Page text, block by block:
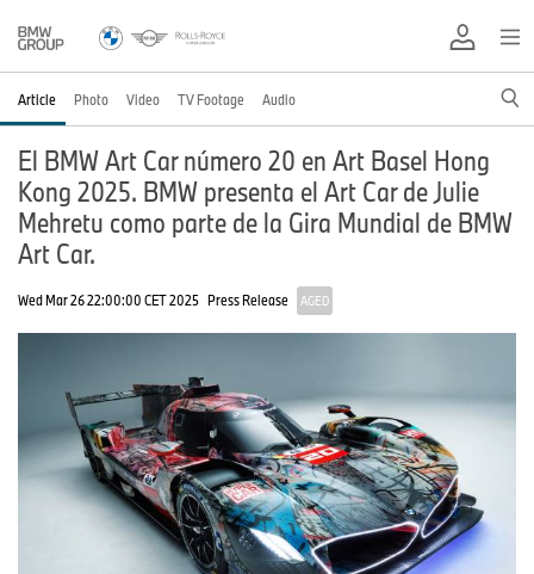
Article Photo Video TV Footage Audio
El BMW Art Car número 20 en Art Basel Hong
Kong 2025. BMW presenta el Art Car de Julie
Mehretu como parte de la Gira Mundial de BMW
Art Car.
Wed Mar 26 22:00:00 CET 2025 Press Release AGED